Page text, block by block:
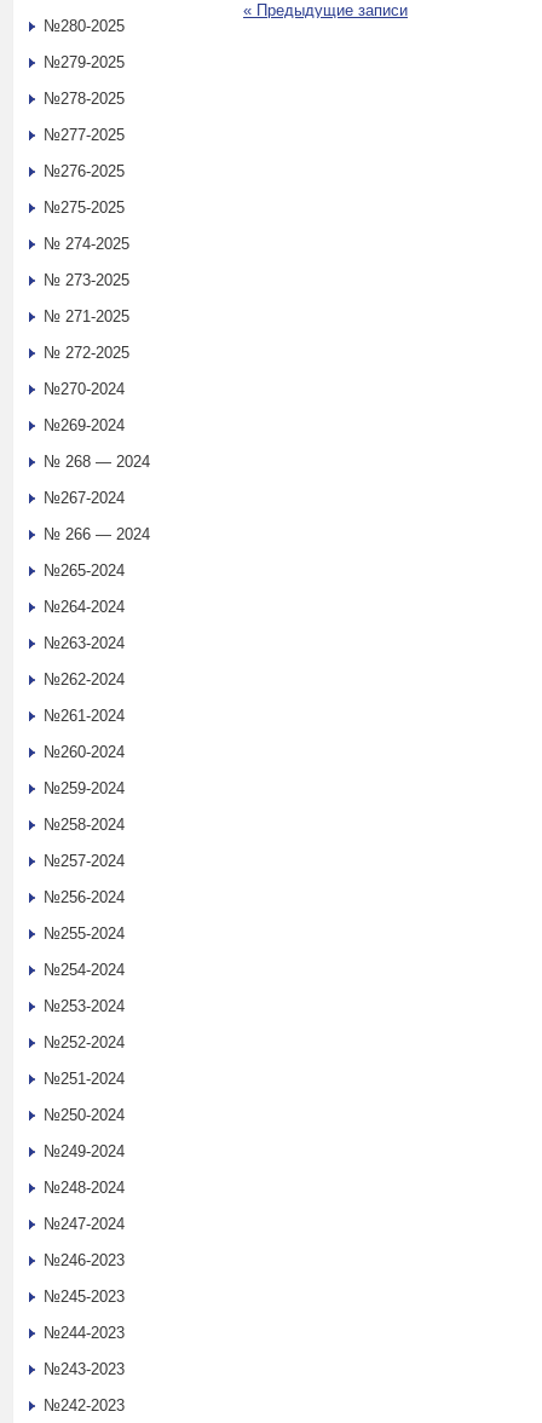
« Предыдущие записи
№280-2025
№279-2025
№278-2025
№277-2025
№276-2025
№275-2025
№ 274-2025
№ 273-2025
№ 271-2025
№ 272-2025
№270-2024
№269-2024
№ 268 — 2024
№267-2024
№ 266 — 2024
№265-2024
№264-2024
№263-2024
№262-2024
№261-2024
№260-2024
№259-2024
№258-2024
№257-2024
№256-2024
№255-2024
№254-2024
№253-2024
№252-2024
№251-2024
№250-2024
№249-2024
№248-2024
№247-2024
№246-2023
№245-2023
№244-2023
№243-2023
№242-2023